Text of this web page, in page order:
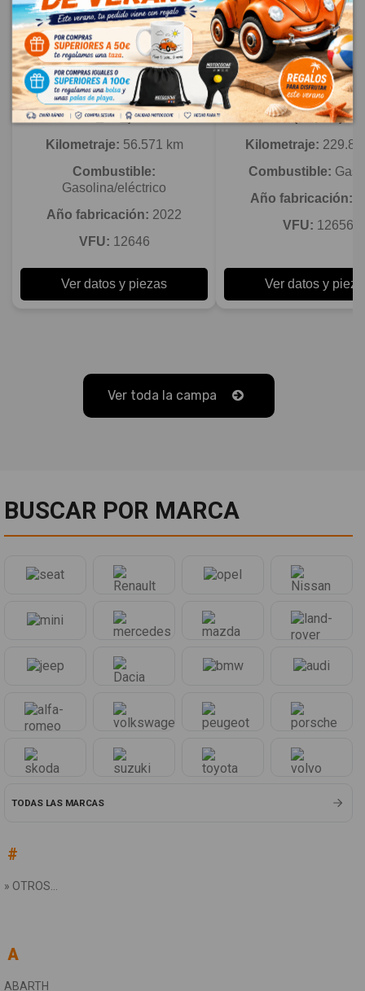
TOYOTA RAV 4 V (_A5_,
_H5_)
Kilometraje: 56.571 km
Combustible:
Gasolina/eléctrico
Año fabricación: 2022
VFU: 12646
Ver datos y piezas
MAZDA 6 STATION
(GJ, GL)
Kilometraje:
Combustible:
Año fabricación:
VFU: 12656
Ver datos y
Ver toda la campa
BUSCAR POR MARCA
Marcas
TODAS LAS MARCAS
#
» OTROS...
A
ABARTH